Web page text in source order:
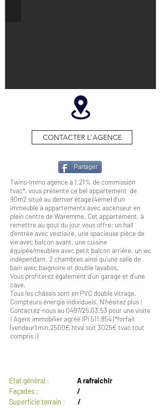
CONTACTER L'AGENCE
Partager
Twins-Immo agence à 1,21% de commission
tvac*, vous présente ce bel appartement de
90m2 situé au dernier étage (4ème) d’un
immeuble à appartements avec ascenseur en
plein centre de Waremme. Cet appartement, à
remettre au gout du jour vous offre: un hall
d’entrée avec vestiaire, une spacieuse pièce de
vie avec balcon avant, une cuisine
équipée/meublée avec petit balcon arrière, un wc
indépendant, 2 chambres ainsi qu’une salle de
bain avec baignoire et double lavabos.
Vous profiterez également d’un garage et d’une
cave.
Tous les châssis sont en PVC double vitrage.
Compteurs énergie individuels. N’hésitez plus !
Contactez-nous au 0497/25.03.53 pour une visite
! Agent immobilier agréé IPI 511.854 (*forfait
(vendeur) min.2500€ htva soit 3025€ tvac tout
compris !)
Etat général :
A rafraichir
Façades :
/
Superficie terrain :
/